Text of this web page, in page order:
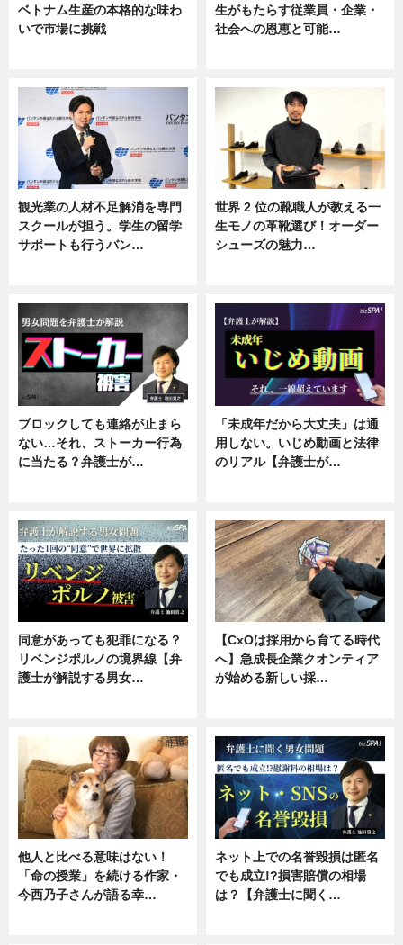
ベトナム生産の本格的な味わ
いで市場に挑戦
生がもたらす従業員・企業・
社会への恩恵と可能…
観光業の人材不足解消を専門
スクールが担う。学生の留学
サポートも行うバン…
世界 2 位の靴職人が教える一
生モノの革靴選び！オーダー
シューズの魅力…
ブロックしても連絡が止まら
ない…それ、ストーカー行為
に当たる？弁護士が…
「未成年だから大丈夫」は通
用しない。いじめ動画と法律
のリアル【弁護士が…
同意があっても犯罪になる？
リベンジポルノの境界線【弁
護士が解説する男女…
【CxOは採用から育てる時代
へ】急成長企業クオンティア
が始める新しい採…
他人と比べる意味はない！
「命の授業」を続ける作家・
今西乃子さんが語る幸…
ネット上での名誉毀損は匿名
でも成立!?損害賠償の相場
は？【弁護士に聞く…